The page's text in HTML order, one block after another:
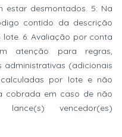
estar desmontados. 5: Na
contido da descrição
6: Avaliação por conta
atenção para regras,
administrativas (adicionais
por lote e não
cobrada em caso de não
lance(s) vencedor(es)